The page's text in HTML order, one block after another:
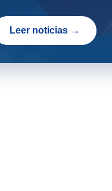
Leer noticias →